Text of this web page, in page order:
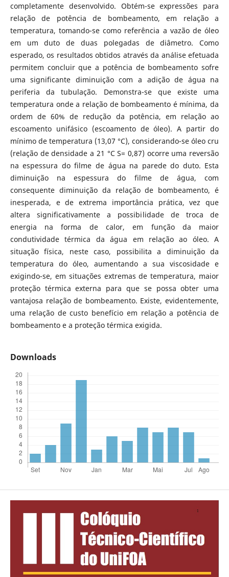
completamente desenvolvido. Obtém-se expressões para
relação de potência de bombeamento, em relação a
temperatura, tomando-se como referência a vazão de óleo
em um duto de duas polegadas de diâmetro. Como
esperado, os resultados obtidos através da análise efetuada
permitem concluir que a potência de bombeamento sofre
uma significante diminuição com a adição de água na
periferia da tubulação. Demonstra-se que existe uma
temperatura onde a relação de bombeamento é mínima, da
ordem de 60% de redução da potência, em relação ao
escoamento unifásico (escoamento de óleo). A partir do
mínimo de temperatura (13,07 °C), considerando-se óleo cru
(relação de densidade a 21 °C S= 0,87) ocorre uma reversão
na espessura do filme de água na parede do duto. Esta
diminuição na espessura do filme de água, com
consequente diminuição da relação de bombeamento, é
inesperada, e de extrema importância prática, vez que
altera significativamente a possibilidade de troca de
energia na forma de calor, em função da maior
condutividade térmica da água em relação ao óleo. A
situação física, neste caso, possibilita a diminuição da
temperatura do óleo, aumentando a sua viscosidade e
exigindo-se, em situações extremas de temperatura, maior
proteção térmica externa para que se possa obter uma
vantajosa relação de bombeamento. Existe, evidentemente,
uma relação de custo benefício em relação a potência de
bombeamento e a proteção térmica exigida.
Downloads